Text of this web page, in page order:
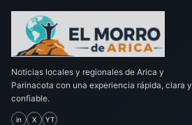
Noticias locales y regionales de Arica y
Parinacota con una experiencia rápida, clara y
confiable.
in X YT